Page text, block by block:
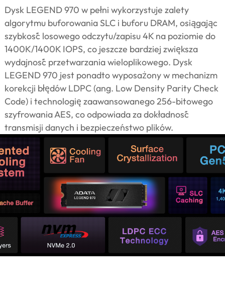
Dysk LEGEND 970 w pełni wykorzystuje zalety
algorytmu buforowania SLC i buforu DRAM, osiągając
szybkość losowego odczytu/zapisu 4K na poziomie do
1400K/1400K IOPS, co jeszcze bardziej zwiększa
wydajność przetwarzania wieloplikowego. Dysk
LEGEND 970 jest ponadto wyposażony w mechanizm
korekcji błędów LDPC (ang. Low Density Parity Check
Code) i technologię zaawansowanego 256-bitowego
szyfrowania AES, co odpowiada za dokładność
transmisji danych i bezpieczeństwo plików.